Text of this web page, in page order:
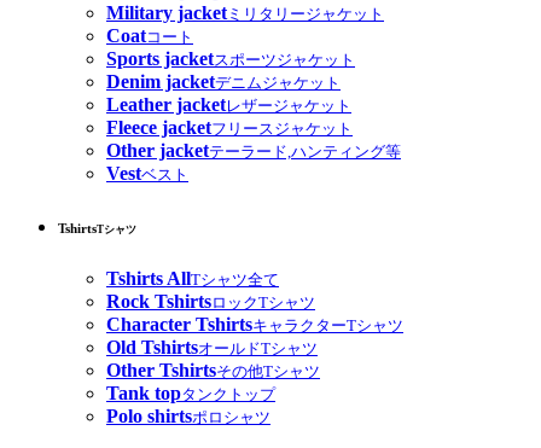
Military jacketミリタリージャケット
Coatコート
Sports jacketスポーツジャケット
Denim jacketデニムジャケット
Leather jacketレザージャケット
Fleece jacketフリースジャケット
Other jacketテーラード,ハンティング等
Vestベスト
TshirtsTシャツ
Tshirts AllTシャツ全て
Rock TshirtsロックTシャツ
Character TshirtsキャラクターTシャツ
Old TshirtsオールドTシャツ
Other Tshirtsその他Tシャツ
Tank topタンクトップ
Polo shirtsポロシャツ